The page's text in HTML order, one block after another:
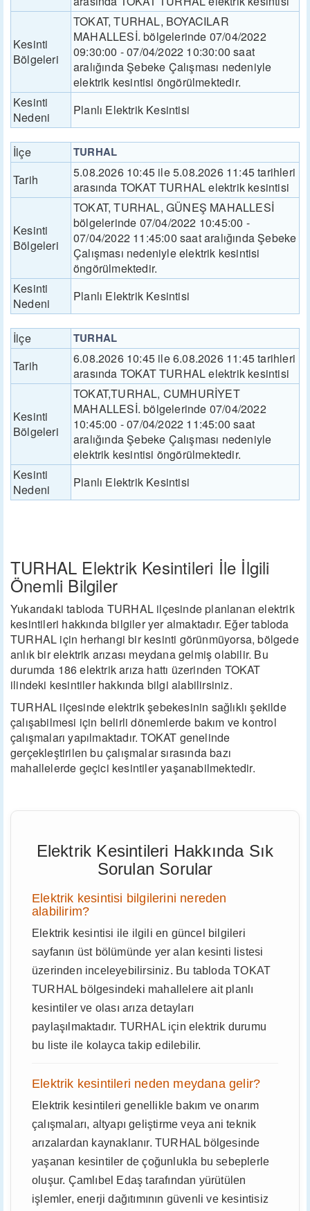
Kesinti
Bölgeleri
TOKAT, TURHAL, BOYACILAR
MAHALLESİ. bölgelerinde 07/04/2022
09:30:00 - 07/04/2022 10:30:00 saat
aralığında Şebeke Çalışması nedeniyle
elektrik kesintisi öngörülmektedir.
Kesinti
Nedeni
Planlı Elektrik Kesintisi
İlçe TURHAL
Tarih
5.08.2026 10:45 ile 5.08.2026 11:45 tarihleri
arasında TOKAT TURHAL elektrik kesintisi
Kesinti
Bölgeleri
TOKAT, TURHAL, GÜNEŞ MAHALLESİ
bölgelerinde 07/04/2022 10:45:00 -
07/04/2022 11:45:00 saat aralığında Şebeke
Çalışması nedeniyle elektrik kesintisi
öngörülmektedir.
Kesinti
Nedeni
Planlı Elektrik Kesintisi
İlçe TURHAL
Tarih
6.08.2026 10:45 ile 6.08.2026 11:45 tarihleri
arasında TOKAT TURHAL elektrik kesintisi
Kesinti
Bölgeleri
TOKAT,TURHAL, CUMHURİYET
MAHALLESİ. bölgelerinde 07/04/2022
10:45:00 - 07/04/2022 11:45:00 saat
aralığında Şebeke Çalışması nedeniyle
elektrik kesintisi öngörülmektedir.
Kesinti
Nedeni
Planlı Elektrik Kesintisi
TURHAL Elektrik Kesintileri İle İlgili
Önemli Bilgiler
Yukarıdaki tabloda TURHAL ilçesinde planlanan elektrik
kesintileri hakkında bilgiler yer almaktadır. Eğer tabloda
TURHAL için herhangi bir kesinti görünmüyorsa, bölgede
anlık bir elektrik arızası meydana gelmiş olabilir. Bu
durumda 186 elektrik arıza hattı üzerinden TOKAT
ilindeki kesintiler hakkında bilgi alabilirsiniz.
TURHAL ilçesinde elektrik şebekesinin sağlıklı şekilde
çalışabilmesi için belirli dönemlerde bakım ve kontrol
çalışmaları yapılmaktadır. TOKAT genelinde
gerçekleştirilen bu çalışmalar sırasında bazı
mahallelerde geçici kesintiler yaşanabilmektedir.
Elektrik Kesintileri Hakkında Sık
Sorulan Sorular
Elektrik kesintisi bilgilerini nereden
alabilirim?
Elektrik kesintisi ile ilgili en güncel bilgileri
sayfanın üst bölümünde yer alan kesinti listesi
üzerinden inceleyebilirsiniz. Bu tabloda TOKAT
TURHAL bölgesindeki mahallelere ait planlı
kesintiler ve olası arıza detayları
paylaşılmaktadır. TURHAL için elektrik durumu
bu liste ile kolayca takip edilebilir.
Elektrik kesintileri neden meydana gelir?
Elektrik kesintileri genellikle bakım ve onarım
çalışmaları, altyapı geliştirme veya ani teknik
arızalardan kaynaklanır. TURHAL bölgesinde
yaşanan kesintiler de çoğunlukla bu sebeplerle
oluşur. Çamlıbel Edaş tarafından yürütülen
işlemler, enerji dağıtımının güvenli ve kesintisiz